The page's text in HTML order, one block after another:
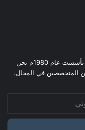
شركة النهضة العربية للمقاولات العامة شركتنا تأسست عام 1980م نحن
المتخصصين في المجال.